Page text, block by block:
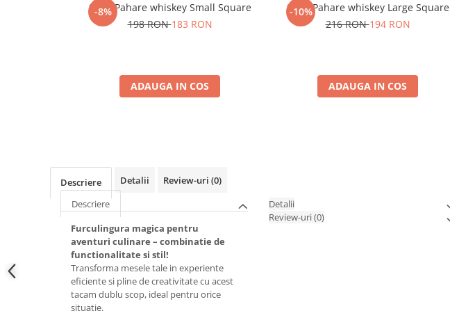
-8%
Set 6 Pahare whiskey Small Square
198 RON183 RON
ADAUGA IN COS
-10%
Set 6 Pahare whiskey Large Square
216 RON194 RON
ADAUGA IN COS
Descriere Detalii Review-uri (0)
Descriere
Furculingura magica pentru
aventuri culinare – combinatie de
functionalitate si stil!
Transforma mesele tale in experiente
eficiente si pline de creativitate cu acest
tacam dublu scop, ideal pentru orice
situatie.
Detalii
Review-uri(0)